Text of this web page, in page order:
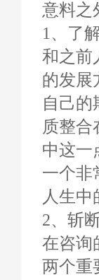
意料之
1、了
和之前
的发展
自己的
质整合
中这一
一个非
人生中
2、斩
在咨询
两个重